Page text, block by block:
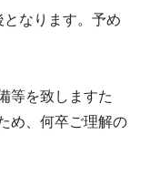
なります。予め
等を致しますた
め、何卒ご理解の